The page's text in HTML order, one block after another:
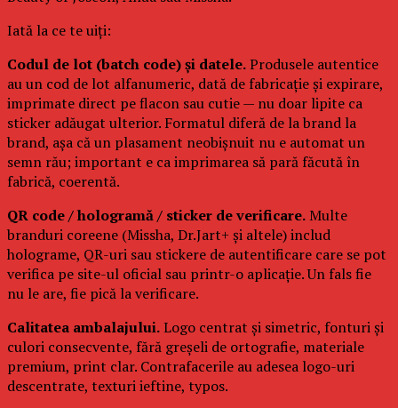
Iată la ce te uiți:
Codul de lot (batch code) și datele.Produsele autentice
au un cod de lot alfanumeric, dată de fabricație și expirare,
imprimate direct pe flacon sau cutie — nu doar lipite ca
sticker adăugat ulterior. Formatul diferă de la brand la
brand, așa că un plasament neobișnuit nu e automat un
semn rău; important e ca imprimarea să pară făcută în
fabrică, coerentă.
QR code / hologramă / sticker de verificare.Multe
branduri coreene (Missha, Dr.Jart+ și altele) includ
holograme, QR-uri sau stickere de autentificare care se pot
verifica pe site-ul oficial sau printr-o aplicație. Un fals fie
nu le are, fie pică la verificare.
Calitatea ambalajului.Logo centrat și simetric, fonturi și
culori consecvente, fără greșeli de ortografie, materiale
premium, print clar. Contrafacerile au adesea logo-uri
descentrate, texturi ieftine, typos.